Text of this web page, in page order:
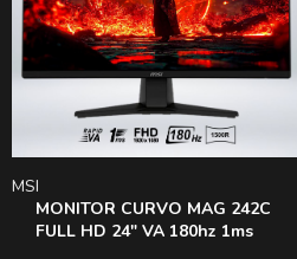
MONITOR CURVO MAG 242C
FULL HD 24″ VA 180hz 1ms
MSI